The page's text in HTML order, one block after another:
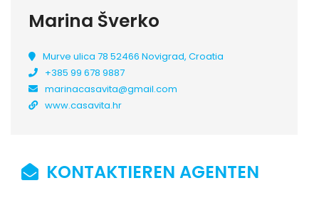
Marina Šverko
Murve ulica 78 52466 Novigrad, Croatia
+385 99 678 9887
marinacasavita@gmail.com
www.casavita.hr
KONTAKTIEREN AGENTEN